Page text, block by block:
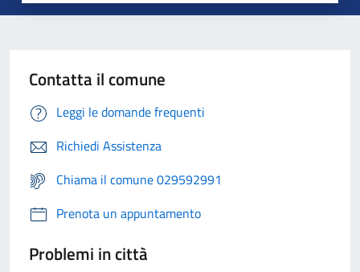
Contatta il comune
Leggi le domande frequenti
Richiedi Assistenza
Chiama il comune 029592991
Prenota un appuntamento
Problemi in città